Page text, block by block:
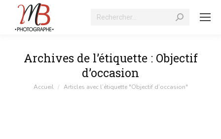
Recherche
Archives de l’étiquette : Objectif
d’occasion
Vous êtes ici :
Accueil Articles avec l’étiquette "Objectif d’occasion"